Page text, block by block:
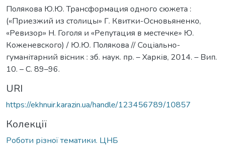
Полякова Ю.Ю. Трансформация одного сюжета :
(«Приезжий из столицы» Г. Квитки-Основьяненко,
«Ревизор» Н. Гоголя и «Репутация в местечке» Ю.
Коженевского) / Ю.Ю. Полякова // Соціально-
гуманітарний вісник : зб. наук. пр. – Харків, 2014. – Вип.
10. – С. 89–96.
URI
https://ekhnuir.karazin.ua/handle/123456789/10857
Колекції
Роботи різної тематики. ЦНБ